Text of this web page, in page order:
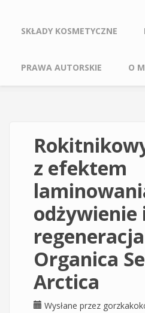
SKŁADY KOSMETYCZNE
PRAWA AUTORSKIE O
z efektem
odżywienie
Organica
Arctica
Wysłane przez